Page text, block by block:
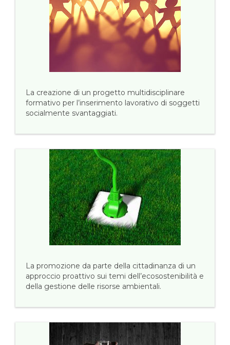
La creazione di un progetto multidisciplinare
formativo per l’inserimento lavorativo di soggetti
socialmente svantaggiati.
La promozione da parte della cittadinanza di un
approccio proattivo sui temi dell’ecosostenibilità e
della gestione delle risorse ambientali.